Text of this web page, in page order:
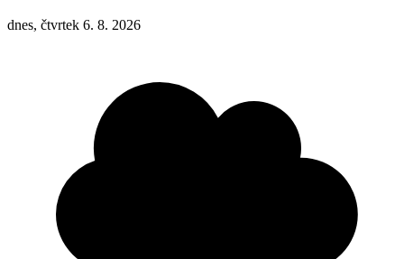
dnes, čtvrtek 6. 8. 2026